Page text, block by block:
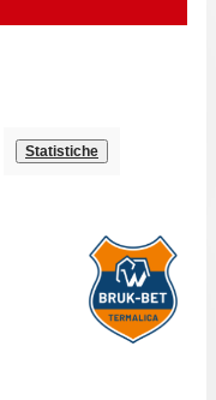
Statistiche